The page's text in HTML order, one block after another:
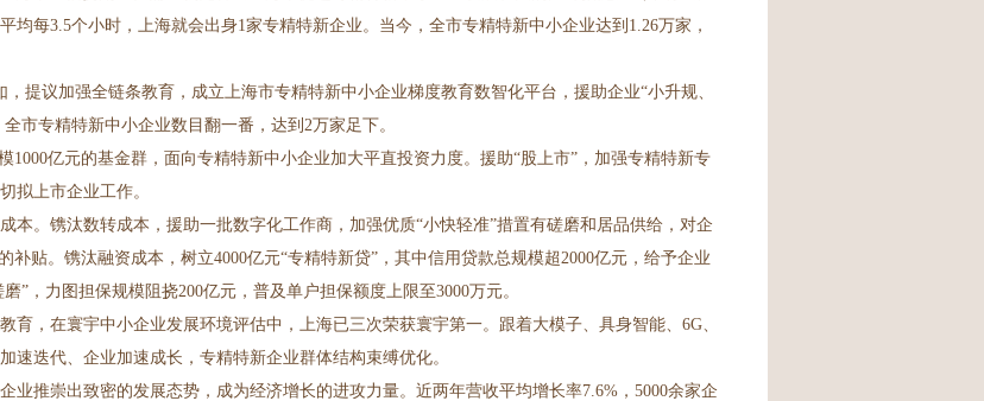
均每3.5个小时，上海就会出身1家专精特新企业。当今，全市专精特新中小企业达到1.26万家，
，提议加强全链条教育，成立上海市专精特新中小企业梯度教育数智化平台，援助企业“小升规、
市专精特新中小企业数目翻一番，达到2万家足下。
1000亿元的基金群，面向专精特新中小企业加大平直投资力度。援助“股上市”，加强专精特新专
拟上市企业工作。
本。镌汰数转成本，援助一批数字化工作商，加强优质“小快轻准”措置有磋磨和居品供给，对企
补贴。镌汰融资成本，树立4000亿元“专精特新贷”，其中信用贷款总规模超2000亿元，给予企业
”，力图担保规模阻挠200亿元，普及单户担保额度上限至3000万元。
育，在寰宇中小企业发展环境评估中，上海已三次荣获寰宇第一。跟着大模子、具身智能、6G、
速迭代、企业加速成长，专精特新企业群体结构束缚优化。
业推崇出致密的发展态势，成为经济增长的进攻力量。近两年营收平均增长率7.6%，5000余家企